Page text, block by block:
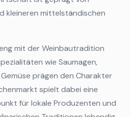
kleineren mittelständischen
mit der Weinbautradition
wie Saumagen,
prägen den Charakter
spielt dabei eine
für lokale Produzenten und